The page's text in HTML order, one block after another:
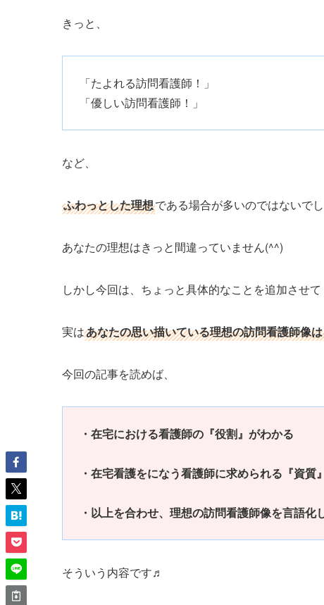
きっと、
「たよれる訪問看護師！」
「優しい訪問看護師！」
など、
ふわっとした理想である場合が多いのではないで
あなたの理想はきっと間違っていません(^^)
しかし今回は、ちょっと具体的なことを追加させ
実はあなたの思い描いている理想の訪問看護師像
今回の記事を読めば、
・在宅における看護師の『役割』がわかる
・在宅看護をになう看護師に求められる『資質
・以上を合わせ、理想の訪問看護師像を言語
そういう内容です♬